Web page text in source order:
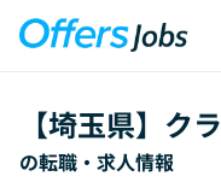
【埼玉県】 ク
の転職・求人情報